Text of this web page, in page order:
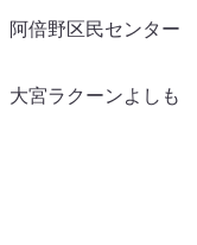
阿倍野区民センター
大宮ラクーンよしも